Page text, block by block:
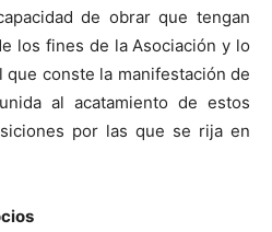
de obrar que tengan
los fines de la Asociación y lo
conste la manifestación de
al acatamiento de estos
por las que se rija en